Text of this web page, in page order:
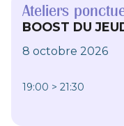
Ateliers
BOOST DU
8 octobre 2026
19:00 > 21:30